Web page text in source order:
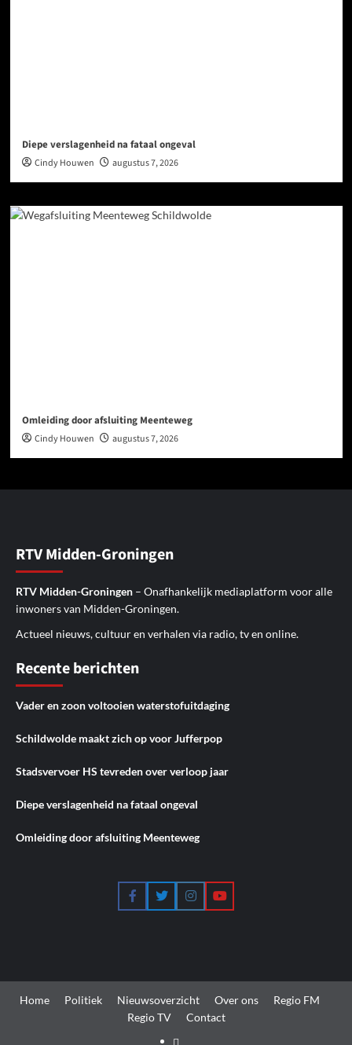
Diepe verslagenheid na fataal ongeval
Cindy Houwen augustus 7, 2026
Omleiding door afsluiting Meenteweg
Cindy Houwen augustus 7, 2026
RTV Midden-Groningen
RTV Midden-Groningen – Onafhankelijk mediaplatform voor alle
inwoners van Midden-Groningen.
Actueel nieuws, cultuur en verhalen via radio, tv en online.
Recente berichten
Vader en zoon voltooien waterstofuitdaging
Schildwolde maakt zich op voor Jufferpop
Stadsvervoer HS tevreden over verloop jaar
Diepe verslagenheid na fataal ongeval
Omleiding door afsluiting Meenteweg
FacebookTwitterInstagramYouTube
Home Politiek Nieuwsoverzicht Over ons
Regio FM
Regio TV
Contact
Home